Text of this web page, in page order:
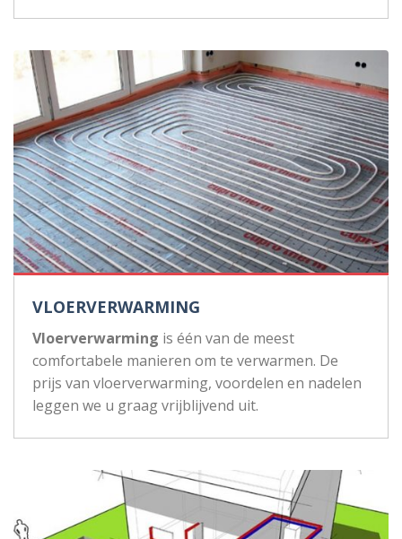
VLOERVERWARMING
Vloerverwarming is één van de meest
comfortabele manieren om te verwarmen. De
prijs van vloerverwarming, voordelen en nadelen
leggen we u graag vrijblijvend uit.